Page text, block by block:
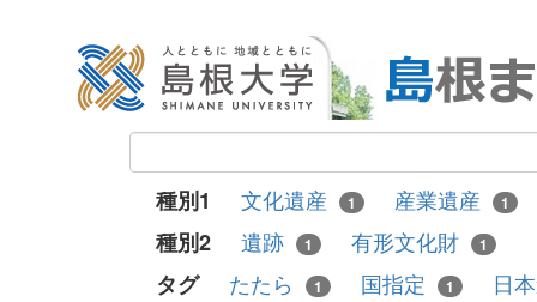
種別1 文化遺産 1 産業遺産 1
種別2 遺跡 1 有形文化財 1
タグ たたら 1 国指定 1
日